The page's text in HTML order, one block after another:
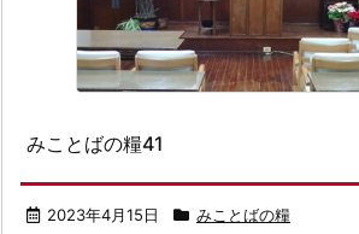
みことばの糧41
2023年4月15日 みことばの糧